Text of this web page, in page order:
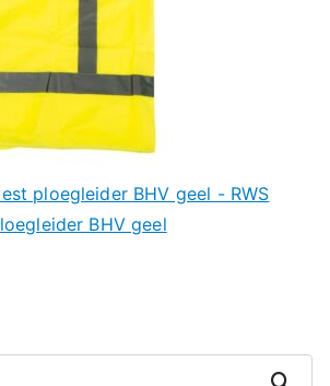
ploegleider BHV geel - RWS
BHV geel
Zoeken